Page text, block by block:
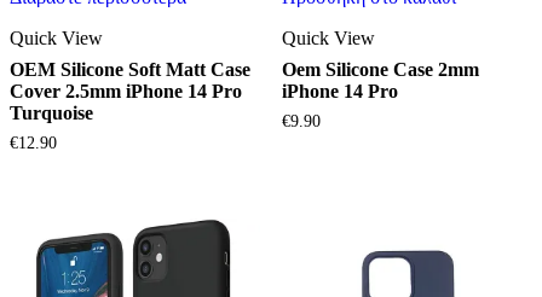
Quick View
OEM Silicone Soft Matt Case
Cover 2.5mm iPhone 14 Pro
Turquoise
€12.90
Quick View
Oem Silicone Case 2mm
iPhone 14 Pro
€9.90